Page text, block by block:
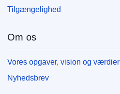
Tilgængelighed
Om os
Vores opgaver, vision og værdier
Nyhedsbrev